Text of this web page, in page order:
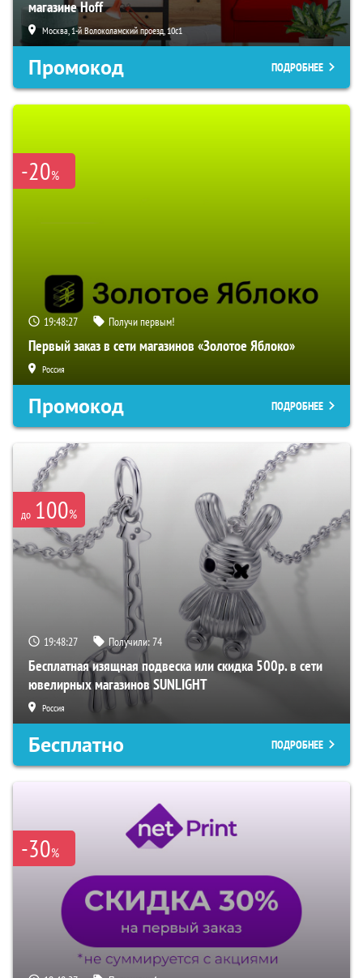
магазине Hoff
Москва, 1-й Волоколамский проезд, 10с1
Промокод ПОДРОБНЕЕ
-20%
19:48:26 Получи первым!
Первый заказ в сети магазинов «Золотое Яблоко»
Россия
Промокод ПОДРОБНЕЕ
до 100%
19:48:26 Получили:74
Бесплатная изящная подвеска или скидка 500р. в сети
ювелирных магазинов SUNLIGHT
Россия
Бесплатно ПОДРОБНЕЕ
-30%